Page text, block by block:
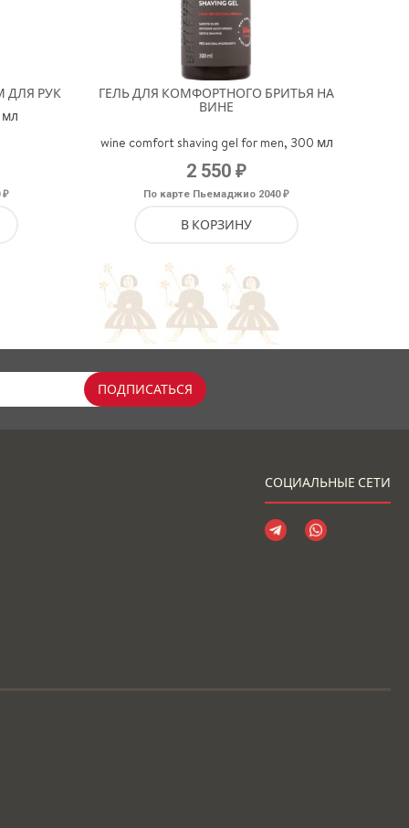
РУК
мл
₽
ГЕЛЬ ДЛЯ КОМФОРТНОГО БРИТЬЯ НА
ВИНЕ
wine comfort shaving gel for men, 300 мл
2 550 ₽
По карте Пьемаджио 2040₽
В КОРЗИНУ
ПОДПИСАТЬСЯ
СОЦИАЛЬНЫЕ СЕТИ